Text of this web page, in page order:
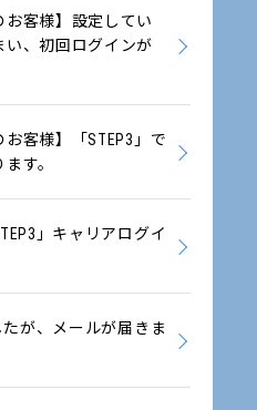
お客様】設定してい
、初回ログインが
お客様】「STEP3」で
す。
」キャリアログイ
たが、メールが届きま